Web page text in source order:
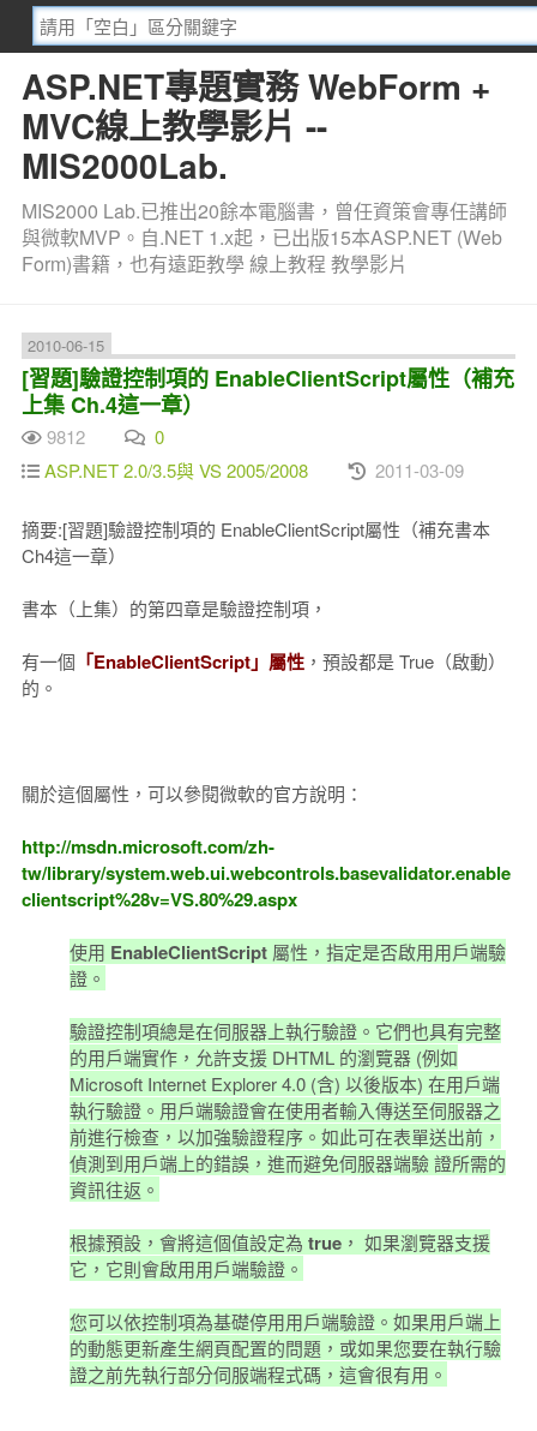
ASP.NET專題實務 WebForm +
MVC線上教學影片 --
MIS2000Lab.
MIS2000 Lab.已推出20餘本電腦書，曾任資策會專任講師
與微軟MVP。自.NET 1.x起，已出版15本ASP.NET (Web
Form)書籍，也有遠距教學 線上教程 教學影片
2010-06-15
[習題]驗證控制項的 EnableClientScript屬性（補充
上集 Ch.4這一章）
9812
0
ASP.NET 2.0/3.5與 VS 2005/2008
2011-03-09
摘要:[習題]驗證控制項的 EnableClientScript屬性（補充書本
Ch4這一章）
書本（上集）的第四章是驗證控制項，
有一個 「EnableClientScript」屬性，預設都是 True（啟動）
的。
關於這個屬性，可以參閱微軟的官方說明：
http://msdn.microsoft.com/zh-
tw/library/system.web.ui.webcontrols.basevalidator.enable
clientscript%28v=VS.80%29.aspx
使用 EnableClientScript屬性，指定是否啟用用戶端驗
證。
驗證控制項總是在伺服器上執行驗證。它們也具有完整
的用戶端實作，允許支援 DHTML 的瀏覽器 (例如
Microsoft Internet Explorer 4.0 (含) 以後版本) 在用戶端
執行驗證。用戶端驗證會在使用者輸入傳送至伺服器之
前進行檢查，以加強驗證程序。如此可在表單送出前，
偵測到用戶端上的錯誤，進而避免伺服器端驗 證所需的
資訊往返。
根據預設，會將這個值設定為 true， 如果瀏覽器支援
它，它則會啟用用戶端驗證。
您可以依控制項為基礎停用用戶端驗證。如果用戶端上
的動態更新產生網頁配置的問題，或如果您要在執行驗
證之前先執行部分伺服端程式碼，這會很有用。